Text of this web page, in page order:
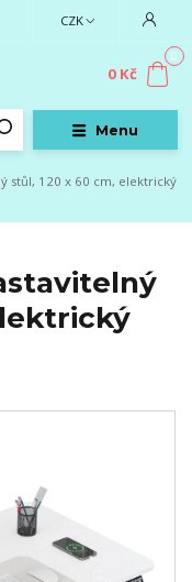
Menu
CZK
0
0 Kč
stůl, 120 x 60 cm, elektrický